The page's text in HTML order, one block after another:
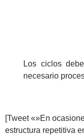
Los ciclos
necesario
[Tweet «»En
estructura repetitiva